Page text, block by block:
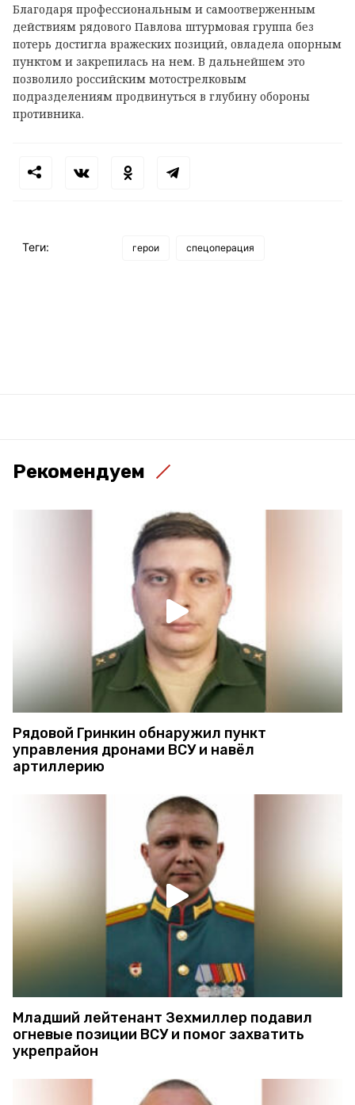
Благодаря профессиональным и самоотверженным
действиям рядового Павлова штурмовая группа без
потерь достигла вражеских позиций, овладела опорным
пунктом и закрепилась на нем. В дальнейшем это
позволило российским мотострелковым
подразделениям продвинуться в глубину обороны
противника.
Теги: герои спецоперация
Рекомендуем
Рядовой Гринкин обнаружил пункт
управления дронами ВСУ и навёл
артиллерию
Младший лейтенант Зехмиллер подавил
огневые позиции ВСУ и помог захватить
укрепрайон